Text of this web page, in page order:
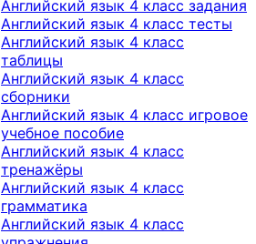
Английский язык 4 класс задания
Английский язык 4 класс тесты
Английский язык 4 класс
таблицы
Английский язык 4 класс
сборники
Английский язык 4 класс игровое
учебное пособие
Английский язык 4 класс
тренажёры
Английский язык 4 класс
грамматика
Английский язык 4 класс